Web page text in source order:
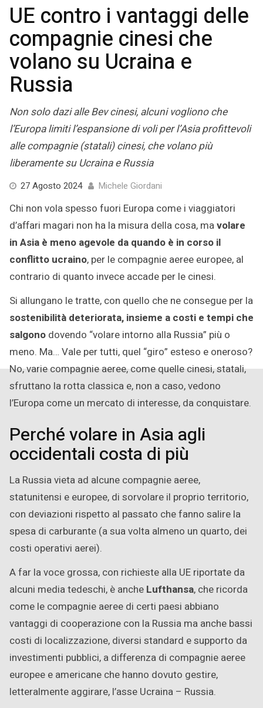
UE contro i vantaggi delle
compagnie cinesi che
volano su Ucraina e
Russia
Non solo dazi alle Bev cinesi, alcuni vogliono che
l’Europa limiti l’espansione di voli per l’Asia profittevoli
alle compagnie (statali) cinesi, che volano più
liberamente su Ucraina e Russia
27 Agosto 202427
2024
Michele Giordani
Chi non vola spesso fuori Europa come i viaggiatori
d’affari magari non ha la misura della cosa, mavolare
in Asia è meno agevole da quando è in corso il
conflitto ucraino, per le compagnie aeree europee, al
contrario di quanto invece accade per le cinesi.
Si allungano le tratte, con quello che ne consegue per la
sostenibilità deteriorata, insieme a costi e tempi che
salgono dovendo “volare intorno alla Russia” più o
meno. Ma… Vale per tutti, quel “giro” esteso e oneroso?
No, varie compagnie aeree, come quelle cinesi, statali,
sfruttano la rotta classica e, non a caso, vedono
l’Europa come un mercato di interesse, da conquistare.
Perché volare in Asia agli
occidentali costa di più
La Russia vieta ad alcune compagnie aeree,
statunitensi e europee, di sorvolare il proprio territorio,
con deviazioni rispetto al passato che fanno salire la
spesa di carburante (a sua volta almeno un quarto, dei
costi operativi aerei).
A far la voce grossa, con richieste alla UE riportate da
alcuni media tedeschi, è anche Lufthansa, che ricorda
come le compagnie aeree di certi paesi abbiano
vantaggi di cooperazione con la Russia ma anche bassi
costi di localizzazione, diversi standard e supporto da
investimenti pubblici, a differenza di compagnie aeree
europee e americane che hanno dovuto gestire,
letteralmente aggirare, l’asse Ucraina – Russia.